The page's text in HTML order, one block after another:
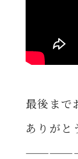
最後まで
ありがと